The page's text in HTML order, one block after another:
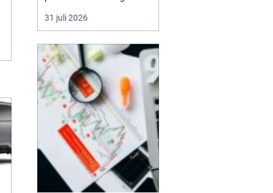
blir för tungt, för högt
eller för brett för vanliga
dispens, noggrann
planering och väl
inarbetade rutiner. Rätt
utförd blir transporten
både säker, laglig ...
31 juli 2026